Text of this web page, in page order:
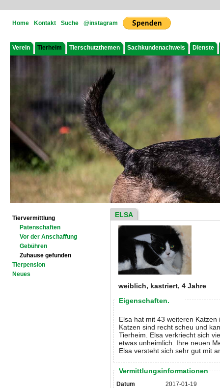
Home Kontakt Suche @instagram
Verein Tierheim Tierschutzthemen Sachkundenachweis Dienste
Tiervermittlung
Patenschaften
Vor der Anschaffung
Gebühren
Zuhause gefunden
Tierpension
Neues
ELSA
weiblich, kastriert, 4 Jahre
Eigenschaften.
Elsa hat mit 43 weiteren
Katzen sind recht scheu und
Tierheim. Elsa verkriecht sich
etwas unheimlich. Ihre neuen
Elsa versteht sich sehr gut mit
Vermittlungsinformationen
Datum 2017-01-19